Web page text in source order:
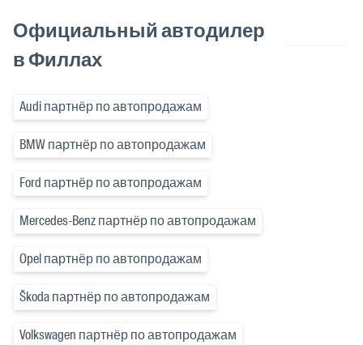
Официальный автодилер
в Филлах
Audi партнёр по автопродажам
BMW партнёр по автопродажам
Ford партнёр по автопродажам
Mercedes-Benz партнёр по автопродажам
Opel партнёр по автопродажам
Škoda партнёр по автопродажам
Volkswagen партнёр по автопродажам